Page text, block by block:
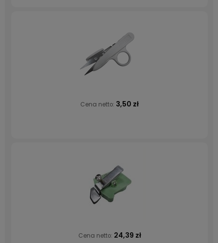
Cena netto: 3,50 zł
Cena netto: 24,39 zł